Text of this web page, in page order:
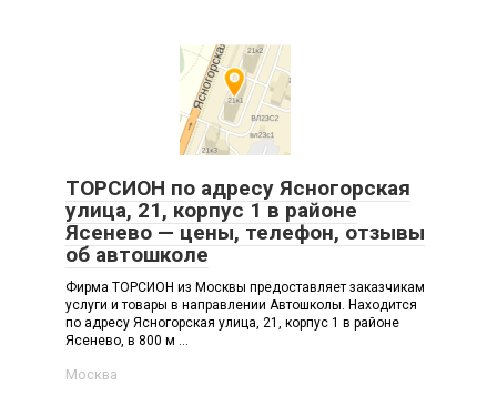
ТОРСИОН по адресу Ясногорская
улица, 21, корпус 1 в районе
Ясенево — цены, телефон, отзывы
об автошколе
Фирма ТОРСИОН из Москвы предоставляет заказчикам
услуги и товары в направлении Автошколы. Находится
по адресу Ясногорская улица, 21, корпус 1 в районе
Ясенево, в 800 м ...
Москва